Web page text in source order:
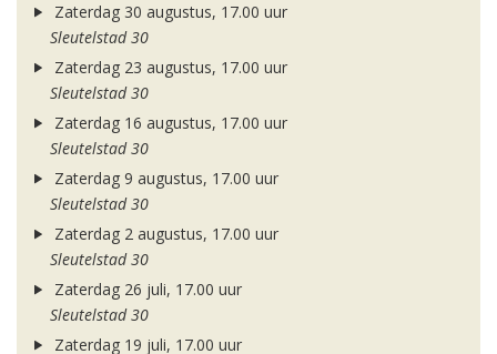
Zaterdag 30 augustus, 17.00 uur
Sleutelstad 30
Zaterdag 23 augustus, 17.00 uur
Sleutelstad 30
Zaterdag 16 augustus, 17.00 uur
Sleutelstad 30
Zaterdag 9 augustus, 17.00 uur
Sleutelstad 30
Zaterdag 2 augustus, 17.00 uur
Sleutelstad 30
Zaterdag 26 juli, 17.00 uur
Sleutelstad 30
Zaterdag 19 juli, 17.00 uur